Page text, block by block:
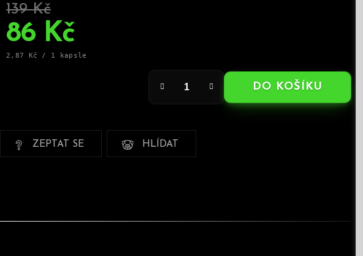
139 Kč
86 Kč
Měrná
2,87 Kč / 1 kapsle
DO KOŠÍKU
ZEPTAT SE HLÍDAT